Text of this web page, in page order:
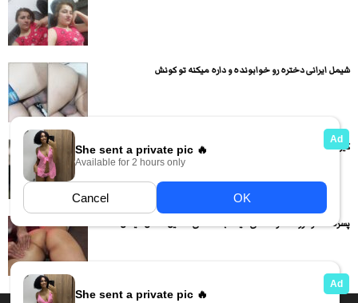
شیمل ایرانی دختره رو خوابونده و داره میکنه تو کونش
کیر کلفت پسره رو داره میخوره و ساک میزنه
پسره دختره رو ماساژ سکسی میده بعد داگی استایل سکس میکنن